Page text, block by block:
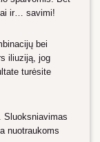
ir… savimi!
bei
iliuziją, jog
turėsite
Sluoksniavimas
nuotraukoms